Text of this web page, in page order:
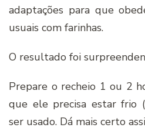
adaptações para que
usuais com farinhas.
O resultado foi
Prepare o recheio 1 ou 2
que ele precisa estar frio
ser usado. Dá mais certo